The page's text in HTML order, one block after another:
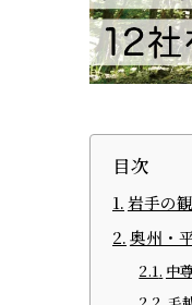
目次
岩手の
奥州・
中